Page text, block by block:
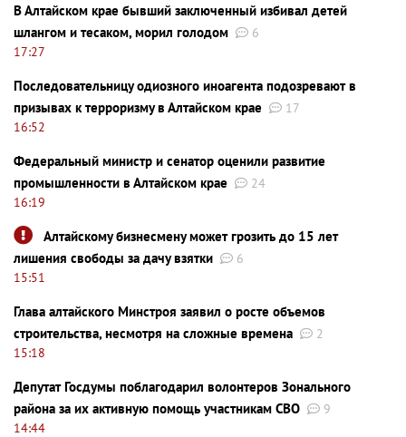
В Алтайском крае бывший заключенный избивал детей
шлангом и тесаком, морил голодом
6
17:27
Последовательницу одиозного иноагента подозревают в
призывах к терроризму в Алтайском крае
17
16:52
Федеральный министр и сенатор оценили развитие
промышленности в Алтайском крае
24
16:19
Алтайскому бизнесмену может грозить до 15 лет
лишения свободы за дачу взятки
6
15:51
Глава алтайского Минстроя заявил о росте объемов
строительства, несмотря на сложные времена
2
15:18
Депутат Госдумы поблагодарил волонтеров Зонального
района за их активную помощь участникам СВО
9
14:44